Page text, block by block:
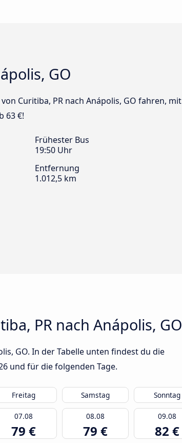
GO
Curitiba, PR nach Anápolis, GO fahren, mit
63 €!
Frühester Bus
19:50 Uhr
Entfernung
1.012,5 km
PR nach Anápolis, GO
GO. In der Tabelle unten findest du die
und für die folgenden Tage.
Freitag Samstag Sonntag
07.08
79 €
08.08
79 €
09.08
82 €